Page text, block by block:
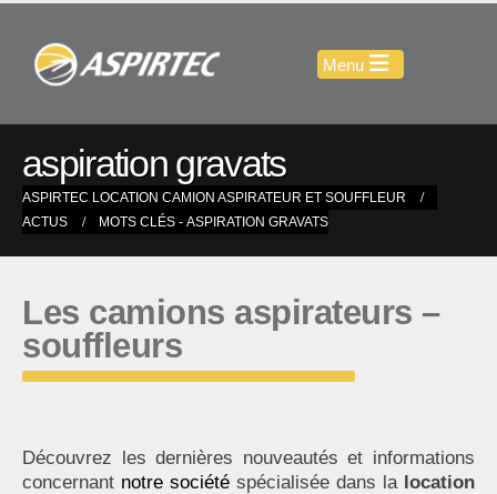
aspiration gravats
ASPIRTEC LOCATION CAMION ASPIRATEUR ET SOUFFLEUR
ACTUS
MOTS CLÉS - ASPIRATION GRAVATS
Les camions aspirateurs –
souffleurs
Découvrez les dernières nouveautés et informations
concernant notre société spécialisée dans la location